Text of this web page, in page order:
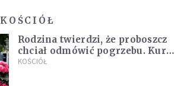
KOŚCIÓŁ
Rodzina twierdzi, że proboszcz
chciał odmówić pogrzebu. Kuria
zapowiada wyjaśnienia
KOŚCIÓŁ